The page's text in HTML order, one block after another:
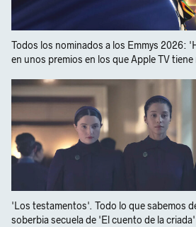
Todos los nominados a los Emmys 2026:
en unos premios en los que Apple TV
'Los testamentos'. Todo lo que sabemos
soberbia secuela de 'El cuento de la